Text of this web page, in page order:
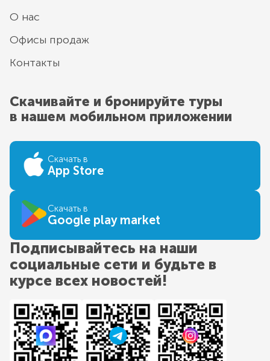
О нас
Офисы продаж
Контакты
Скачивайте и бронируйте туры
в нашем мобильном приложении
Скачать в
App Store
Скачать в
Google play market
Подписывайтесь на наши
социальные сети и будьте в
курсе всех новостей!